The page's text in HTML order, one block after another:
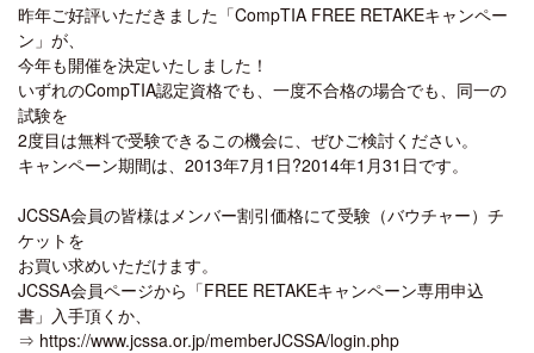
昨年ご好評いただきました「CompTIA FREE RETAKEキャンペー
ン」が、
今年も開催を決定いたしました！
いずれのCompTIA認定資格でも、一度不合格の場合でも、同一の
試験を
2度目は無料で受験できるこの機会に、ぜひご検討ください。
キャンペーン期間は、2013年7月1日?2014年1月31日です。
JCSSA会員の皆様はメンバー割引価格にて受験（バウチャー）チ
ケットを
お買い求めいただけます。
JCSSA会員ページから「FREE RETAKEキャンペーン専用申込
書」入手頂くか、
⇒ https://www.jcssa.or.jp/memberJCSSA/login.php